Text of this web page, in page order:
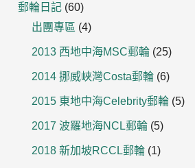
郵輪日記 (60)
出團專區 (4)
2013 西地中海MSC郵輪 (25)
2014 挪威峽灣Costa郵輪 (6)
2015 東地中海Celebrity郵輪 (5)
2017 波羅地海NCL郵輪 (5)
2018 新加坡RCCL郵輪 (1)